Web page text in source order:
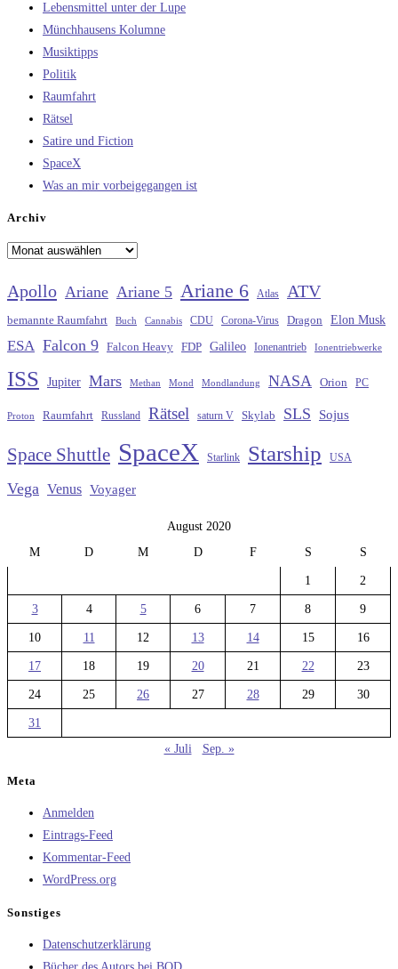
Lebensmittel unter der Lupe
Münchhausens Kolumne
Musiktipps
Politik
Raumfahrt
Rätsel
Satire und Fiction
SpaceX
Was an mir vorbeigegangen ist
Archiv
Archiv
Apollo Ariane Ariane 5 Ariane 6 Atlas ATV
bemannte Raumfahrt Buch Cannabis CDU Corona-Virus Dragon Elon Musk
ESA Falcon 9 Falcon Heavy FDP Galileo Ionenantrieb Ionentriebwerke
ISS Jupiter Mars Methan Mond Mondlandung NASA Orion PC
Proton Raumfahrt Russland Rätsel saturn V Skylab SLS Sojus
Space Shuttle SpaceX Starlink Starship USA
Vega Venus Voyager
August 2020
M
D M D F S S
1 2
3 4 5 6 7 8 9
10 11 12 13 14 15 16
17 18 19 20 21 22 23
24 25 26 27 28 29 30
31
« Juli
Sep. »
Meta
Anmelden
Eintrags-Feed
Kommentar-Feed
WordPress.org
Sonstiges
Datenschutzerklärung